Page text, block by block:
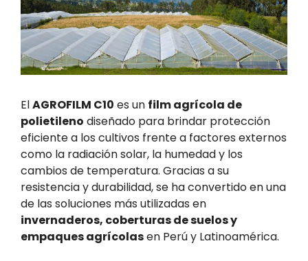
ElAGROFILM C10 es un film agrícola de
polietileno diseñado para brindar protección
eficiente a los cultivos frente a factores externos
como la radiación solar, la humedad y los
cambios de temperatura. Gracias a su
resistencia y durabilidad, se ha convertido en una
de las soluciones más utilizadas en
invernaderos, coberturas de suelos y
empaques agrícolasen Perú y Latinoamérica.